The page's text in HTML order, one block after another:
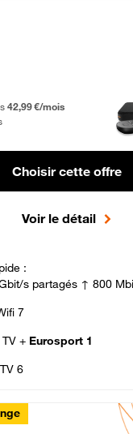
Fibre
12 mois puis 42,99 €
42,99 €/mois
Choisir cette offre
Voir le détail
:
s partagés ↑ 800
7
+ Eurosport 1
6